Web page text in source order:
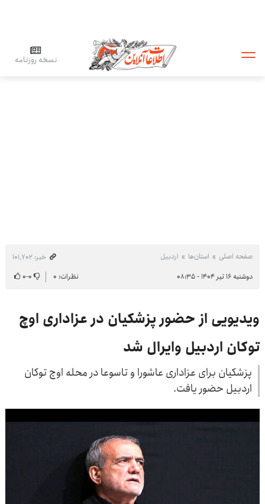
نسخه روزنامه
صفحه اصلی استان‌ها اردبیل
خبر: ۱۰۱٬۷۰۲
دوشنبه ۱۶ تیر ۱۴۰۴ - ۰۸:۳۵
نظرات: ۰ ۰-۰
ویدیویی از حضور پزشکیان در عزاداری اوچ
توکان اردبیل وایرال شد
پزشکیان برای عزاداری عاشورا و تاسوعا در محله اوچ توکان
اردبیل حضور یافت.